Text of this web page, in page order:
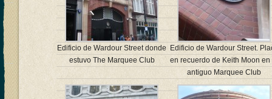
Edificio de Wardour Street donde
estuvo The Marquee Club
Edificio de Wardour Street.
en recuerdo de Keith Moon en
antiguo Marquee Club